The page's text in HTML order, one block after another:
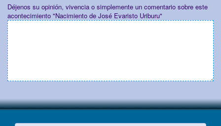
Déjenos su opinión, vivencia o simplemente un comentario sobre este
acontecimiento "Nacimiento de José Evaristo Uriburu"